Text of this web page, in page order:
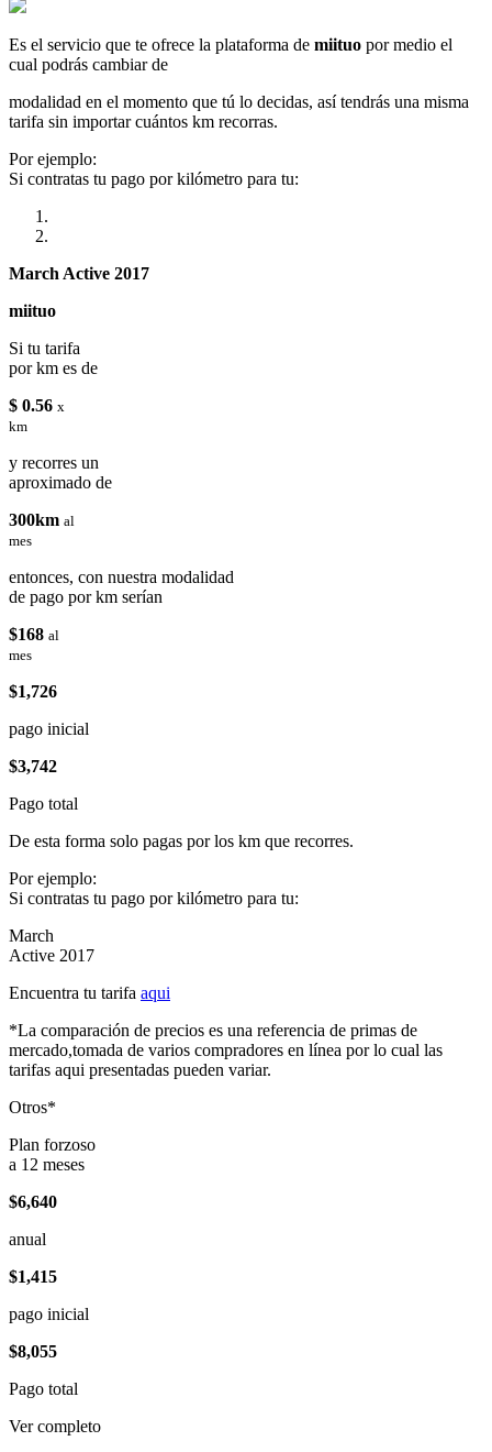
Es el servicio que te ofrece la plataforma de miituo por medio el
cual podrás cambiar de
modalidad en el momento que tú lo decidas, así tendrás una misma
tarifa sin importar cuántos km recorras.
Por ejemplo:
Si contratas tu pago por kilómetro para tu:
March Active 2017
miituo
Si tu tarifa
por km es de
$ 0.56 x
km
y recorres un
aproximado de
300km al
mes
entonces, con nuestra modalidad
de pago por km serían
$168 al
mes
$1,726
pago inicial
$3,742
Pago total
De esta forma solo pagas por los km que recorres.
Por ejemplo:
Si contratas tu pago por kilómetro para tu:
March
Active 2017
Encuentra tu tarifa aqui
*La comparación de precios es una referencia de primas de
mercado,tomada de varios compradores en línea por lo cual las
tarifas aqui presentadas pueden variar.
Otros*
Plan forzoso
a 12 meses
$6,640
anual
$1,415
pago inicial
$8,055
Pago total
Ver completo